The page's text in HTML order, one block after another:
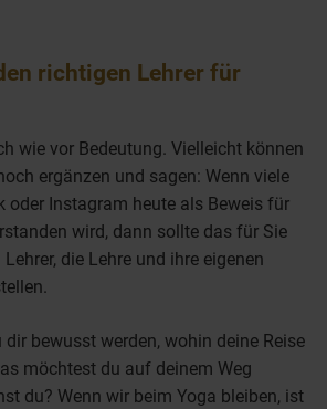
richtigen Lehrer für
wie vor Bedeutung. Vielleicht können
ergänzen und sagen: Wenn viele
oder Instagram heute als Beweis für
wird, dann sollte das für Sie
die Lehre und ihre eigenen
bewusst werden, wohin deine Reise
möchtest du auf deinem Weg
du? Wenn wir beim Yoga bleiben, ist